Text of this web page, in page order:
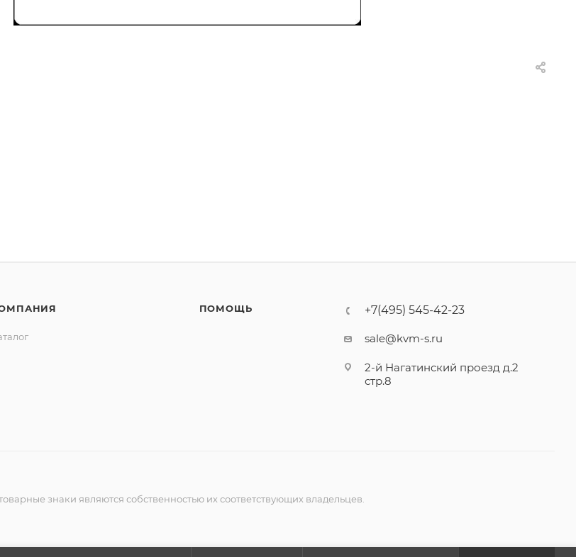
ПОМОЩЬ +7(495) 545-42-23
sale@kvm-s.ru
2-й Нагатинский проезд д.2
стр.8
знаки являются собственностью их соответствующих владельцев.